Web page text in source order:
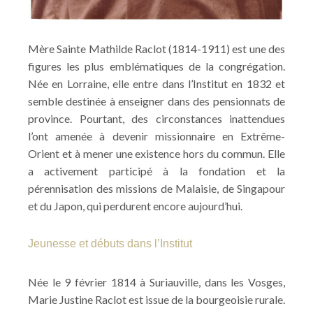
Mère Sainte Mathilde Raclot (1814-1911) est une des
figures les plus emblématiques de la congrégation.
Née en Lorraine, elle entre dans l’Institut en 1832 et
semble destinée à enseigner dans des pensionnats de
province. Pourtant, des circonstances inattendues
l’ont amenée à devenir missionnaire en Extrême-
Orient et à mener une existence hors du commun. Elle
a activement participé à la fondation et la
pérennisation des missions de Malaisie, de Singapour
et du Japon, qui perdurent encore aujourd’hui.
Jeunesse et débuts dans l’Institut
Née le 9 février 1814 à Suriauville, dans les Vosges,
Marie Justine Raclot est issue de la bourgeoisie rurale.